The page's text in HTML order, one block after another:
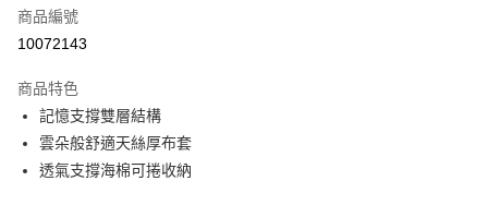
LINE Pay
街口支付
悠遊付
商品編號
10072143
商品特色
記憶支撐雙層結構
雲朵般舒適天絲厚布套
透氣支撐海棉可捲收納